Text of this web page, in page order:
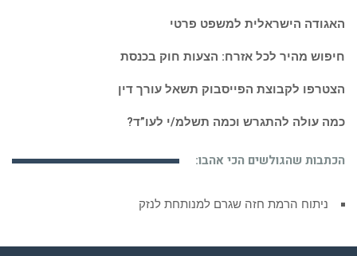
האגודה הישראלית למשפט פרטי
חיפוש מהיר לכל אזרח: הצעות חוק בכנסת
הצטרפו לקבוצת הפייסבוק תשאל עורך דין
כמה עולה להתגרש וכמה תשלמ/י לעו”ד?
הכתבות שהגולשים הכי אהבו:
ניתוח הרמת חזה שגרם למנותחת לנזק